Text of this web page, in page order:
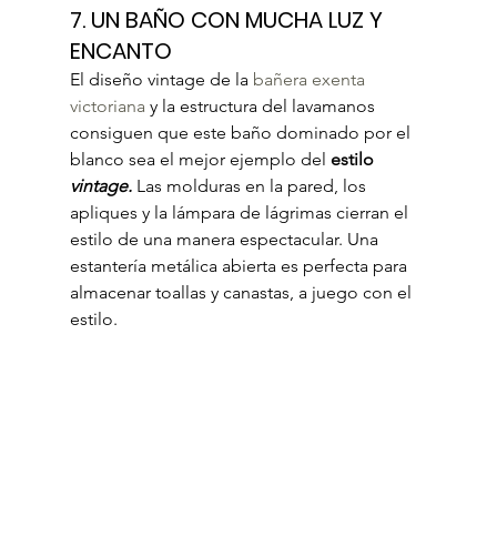
7. UN BAÑO CON MUCHA LUZ Y
ENCANTO
El diseño vintage de la bañera exenta
victoriana y la estructura del lavamanos
consiguen que este baño dominado por el
blanco sea el mejor ejemplo del estilo
vintage. Las molduras en la pared, los
apliques y la lámpara de lágrimas cierran el
estilo de una manera espectacular. Una
estantería metálica abierta es perfecta para
almacenar toallas y canastas, a juego con el
estilo.